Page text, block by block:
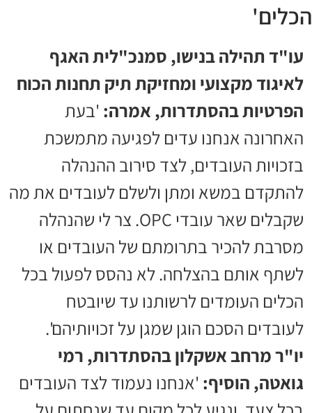
הכלים'
עו"ד תהילה בנישו, סמנכ"לית האגף
לאיגוד מקצועי ומחזיקת תיק תחנות הכוח
הפרטיות בהסתדרות, אמרה: 'בעת
האחרונה אנחנו עדים לפגיעה מתמשכת
בזכויות העובדים, לצד סירוב ההנהלה
להתקדם במשא ומתן ולשלם לעובדים את מה
שקבלים שאר עובדי OPC. צר לי שהנהלה
מסרבת להכיר בתרומתם של העובדים או
לשתף אותם בהצלחה. לא נהסס לפעול בכל
הכלים העומדים לרשותנו עד שיובטח
לעובדים הסכם הוגן שמגן על זכויותיהם'.
יו"ר מרחב אשקלון בהסתדרות, רמי
גואטה, הוסיף: 'אנחנו נעמוד לצד העובדים